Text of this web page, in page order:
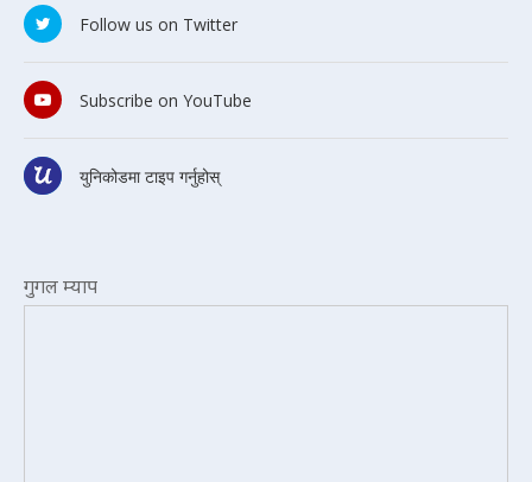
Follow us on Twitter
Subscribe on YouTube
युनिकोडमा टाइप गर्नुहोस्
गुगल म्याप